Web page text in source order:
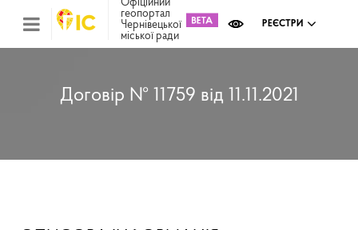
Офіційний
геопортал
Чернівецької
міської ради
РЕЄСТРИ
Договір № 11759 від 11.11.2021